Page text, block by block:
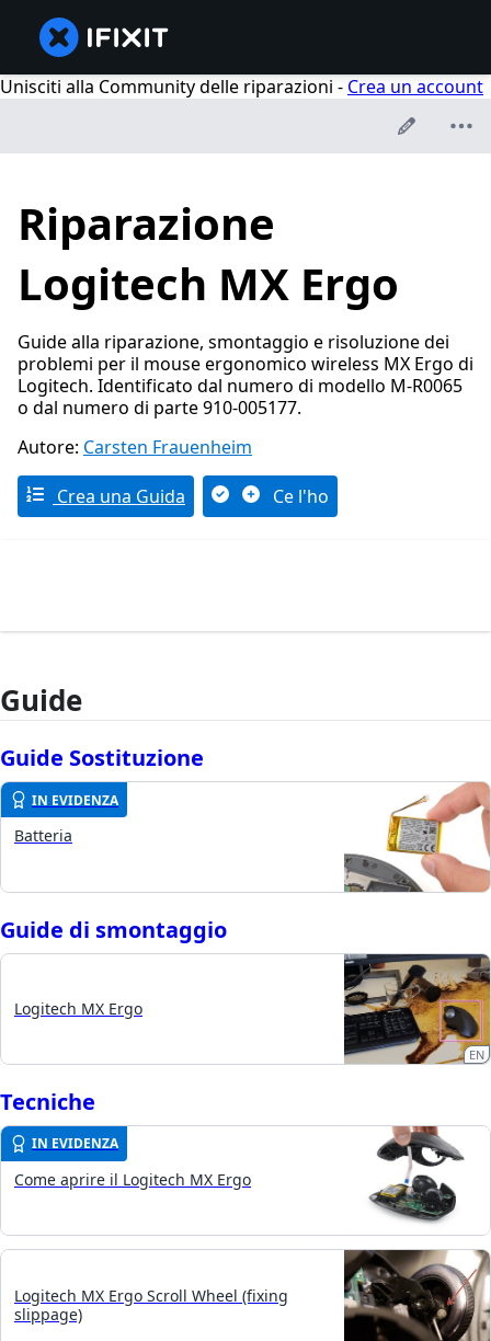
Unisciti alla Community delle riparazioni - Crea un account
Riparazione
Logitech MX Ergo
Guide alla riparazione, smontaggio e risoluzione dei
problemi per il mouse ergonomico wireless MX Ergo di
Logitech. Identificato dal numero di modello M-R0065
o dal numero di parte 910-005177.
Autore: Carsten Frauenheim
Crea una Guida Ce l'ho
Guide
Guide Sostituzione
IN EVIDENZA
Batteria
Guide di smontaggio
Logitech MX Ergo
EN
Tecniche
IN EVIDENZA
Come aprire il Logitech MX Ergo
Logitech MX Ergo Scroll Wheel (fixing
slippage)